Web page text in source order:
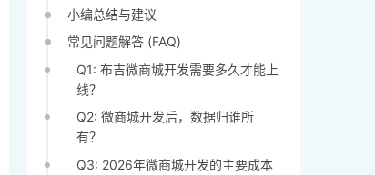
小编总结与建议
常见问题解答 (FAQ)
Q1: 布吉微商城开发需要多久才能上
线？
Q2: 微商城开发后，数据归谁所
有？
Q3: 2026年微商城开发的主要成本